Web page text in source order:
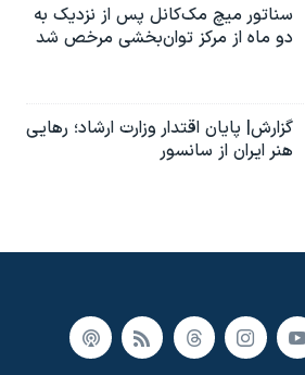
سناتور میچ مک‌کانل پس از نزدیک به
دو ماه از مرکز توان‌بخشی مرخص شد
گزارش| پایان اقتدار وزارت ارشاد؛ رهایی
هنر ایران از سانسور